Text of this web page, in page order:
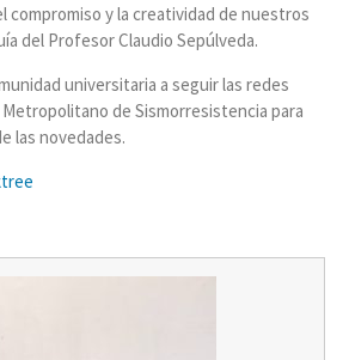
compromiso y la creatividad de nuestros
del Profesor Claudio Sepúlveda.
universitaria a seguir las redes
de Sismorresistencia para
las novedades.